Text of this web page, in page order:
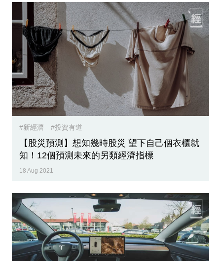
#新經濟 #投資有道
【股災預測】想知幾時股災 望下自己個衣櫃就
知！12個預測未來的另類經濟指標
18 Aug 2021